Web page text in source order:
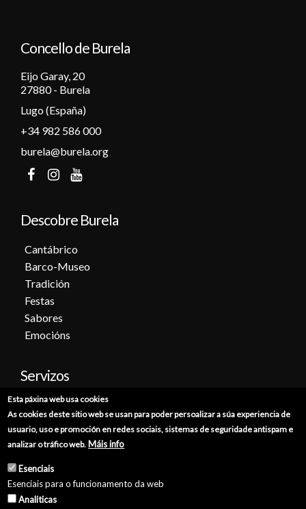
Concello de Burela
Eijo Garay, 20
27880 - Burela
Lugo (España)
+34 982 586 000
burela@burela.org
Descobre Burela
Cantábrico
Barco-Museo
Tradición
Festas
Sabores
Emocións
Servizos
Cita previa
Sede electrónica
Catálogo de trámites
Punto de información catastral
Punto Limpo
Esta páxina web usa cookies
As cookies deste sitio web se usan para poder persoalizar a súa experiencia de
usuario, uso e promoción en redes sociais, sistemas de seguridade antispam e
analizar o tráfico web. Máis info
Esenciais
Esenciais para o funcionamento da web
Analiticas